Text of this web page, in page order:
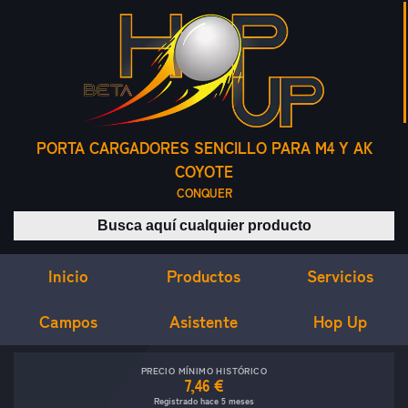
PORTA CARGADORES SENCILLO PARA M4 Y AK
COYOTE
CONQUER
Buscar productos
Inicio Productos Servicios
Campos Asistente Hop Up
PRECIO MÍNIMO HISTÓRICO
7,46 €
Registrado hace 5 meses